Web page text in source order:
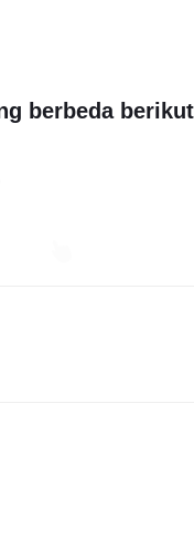
berbeda